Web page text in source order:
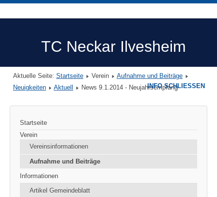
TC Neckar Ilvesheim
Aktuelle Seite: Startseite Verein
Aufnahme und Beiträge
Neuigkeiten
Aktuell News 9.1.2014 - Neujahrsempfang
Startseite
Verein
Vereinsinformationen
Aufnahme und Beiträge
Informationen
Artikel Gemeindeblatt
INFO SCHLIESSEN